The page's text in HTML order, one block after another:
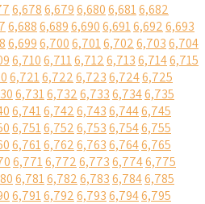
6,6786,6796,6806,6816,682
6,6886,6896,6906,6916,6926,693
6,6996,7006,7016,7026,7036,704
6,7106,7116,7126,7136,7146,715
6,7216,7226,7236,7246,725
6,7316,7326,7336,7346,735
6,7416,7426,7436,7446,745
6,7516,7526,7536,7546,755
6,7616,7626,7636,7646,765
6,7716,7726,7736,7746,775
6,7816,7826,7836,7846,785
6,7916,7926,7936,7946,795